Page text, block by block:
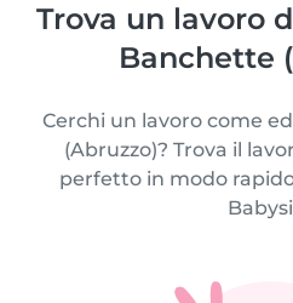
Trova un lavoro
Banchette
Cerchi un lavoro come
(Abruzzo)? Trova il
perfetto in modo